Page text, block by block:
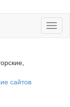
сайтов